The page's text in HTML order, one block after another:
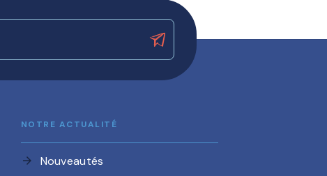
NOTRE ACTUALITÉ
arrow_forward Nouveautés